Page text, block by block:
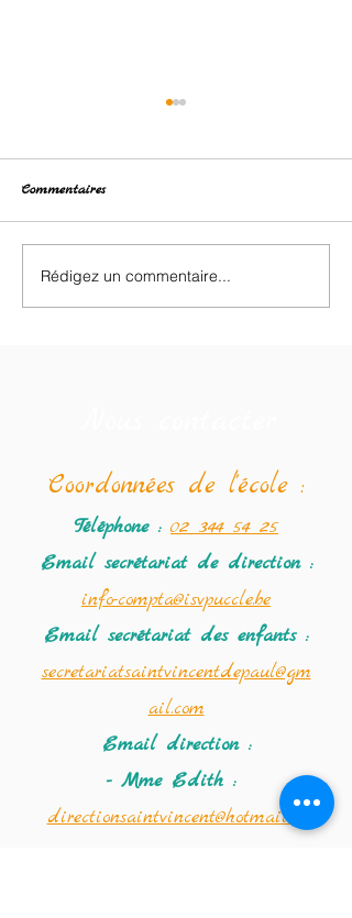
Retour des classes de neige.
Commentaires
Rédigez un commentaire...
Coordonnées de l'école :
Téléphone : 02 344 54 25
Email secrétariat de direction :
info-compta@isvpuccle.be
Email secrétariat des enfants :
secretariatsaintvincentdepaul@gm
ail.com
Email direction :
- Mme Edith :
directionsaintvincent@hotmail.co